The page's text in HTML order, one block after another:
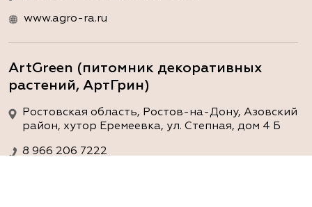
www.agro-ra.ru
ArtGreen (питомник декоративных
растений, АртГрин)
Ростовская область, Ростов-на-Дону, Азовский
район, хутор Еремеевка, ул. Степная, дом 4 Б
8 966 206 7222